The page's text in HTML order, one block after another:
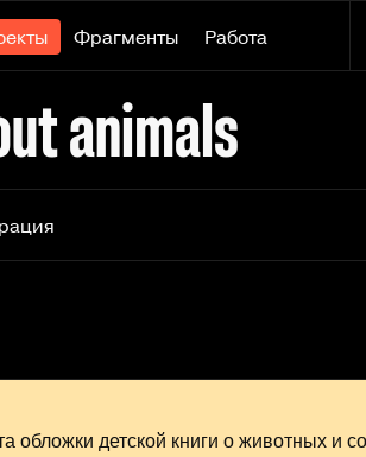
Фрагменты Работа
animals
обложки детской книги о животных и